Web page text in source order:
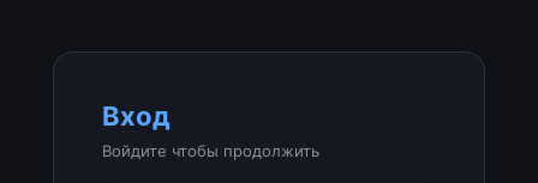
Вход
Войдите чтобы продолжить